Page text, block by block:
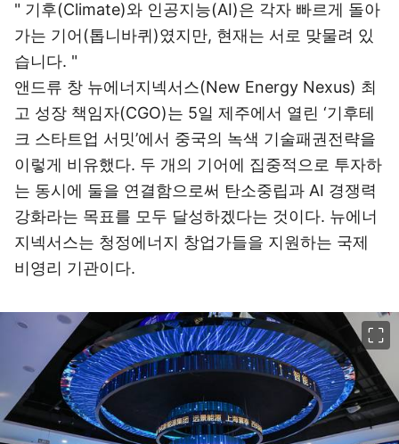
" 기후(Climate)와 인공지능(AI)은 각자 빠르게 돌아
가는 기어(톱니바퀴)였지만, 현재는 서로 맞물려 있
습니다. "
앤드류 창 뉴에너지넥서스(New Energy Nexus) 최
고 성장 책임자(CGO)는 5일 제주에서 열린 ‘기후테
크 스타트업 서밋’에서 중국의 녹색 기술패권전략을
이렇게 비유했다. 두 개의 기어에 집중적으로 투자하
는 동시에 둘을 연결함으로써 탄소중립과 AI 경쟁력
강화라는 목표를 모두 달성하겠다는 것이다. 뉴에너
지넥서스는 청정에너지 창업가들을 지원하는 국제
비영리 기관이다.